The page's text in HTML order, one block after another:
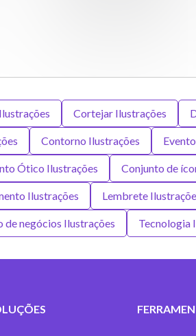
Cortejar Ilustrações
Contorno Ilustrações
Ótico Ilustrações Conjunto de
Ilustrações Lembrete
de negócios Ilustrações Tecnologia